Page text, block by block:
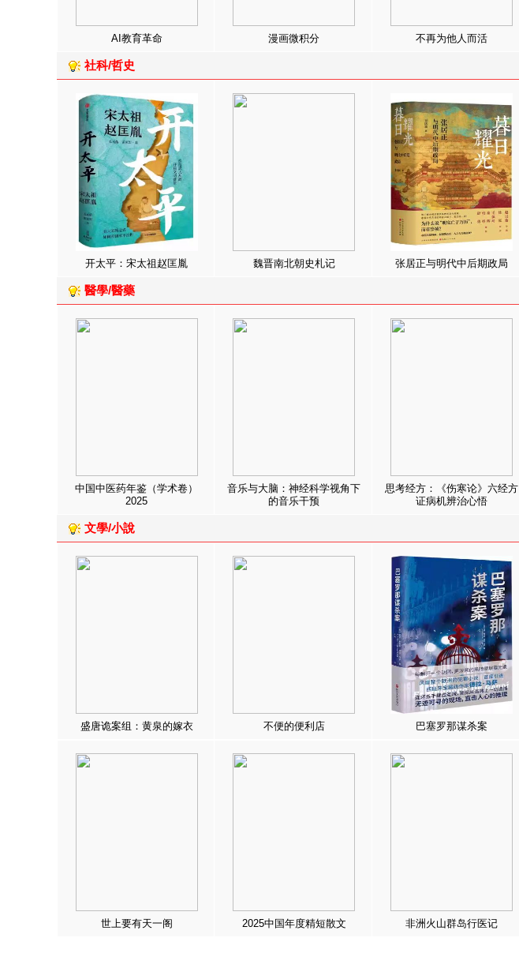
AI教育革命 漫画微积分 不再为他人而活
社科/哲史
开太平：宋太祖赵匡胤 魏晋南北朝史札记 张居正与明代中后期政局
醫學/醫藥
中国中医药年鉴（学术卷）
2025
音乐与大脑：神经科学视角下
的音乐干预
思考经方：《伤寒论》六经方
证病机辨治心悟
文學/小說
盛唐诡案组：黄泉的嫁衣 不便的便利店 巴塞罗那谋杀案
世上要有天一阁 2025中国年度精短散文 非洲火山群岛行医记